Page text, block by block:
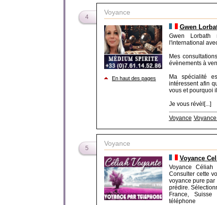
4
Voyance
En haut des pages
Gwen
Gwen Lorbath
l'international
Mes
évènements à
Ma spécialité
intéressent afin
vous et pourquoi
Je vous révèl[...]
Voyance
5
Voyance
Voyance
Voyance
Consulter cette
voyance pure
prédire.
France,
téléphone